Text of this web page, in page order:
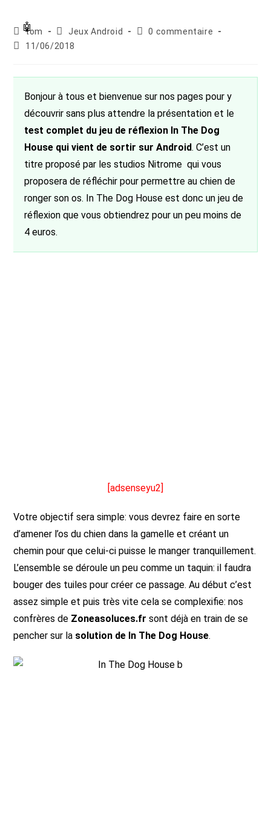
Auteur/autrice
de
tom
Post
category:
Jeux Android
Commentaires
0 commentaire
Publication
11/06/2018
Bonjour à tous et bienvenue sur nos pages pour y
découvrir sans plus attendre la présentation et le
test complet du jeu de réflexion In The Dog
House qui vient de sortir sur Android. C’est un
titre proposé par les studios Nitrome qui vous
proposera de réfléchir pour permettre au chien de
ronger son os. In The Dog House est donc un jeu de
réflexion que vous obtiendrez pour un peu moins de
4 euros.
[adsenseyu2]
Votre objectif sera simple: vous devrez faire en sorte
d’amener l’os du chien dans la gamelle et créant un
chemin pour que celui-ci puisse le manger tranquillement.
L’ensemble se déroule un peu comme un taquin: il faudra
bouger des tuiles pour créer ce passage. Au début c’est
assez simple et puis très vite cela se complexifie: nos
confrères de Zoneasoluces.fr sont déjà en train de se
pencher sur la solution de In The Dog House.